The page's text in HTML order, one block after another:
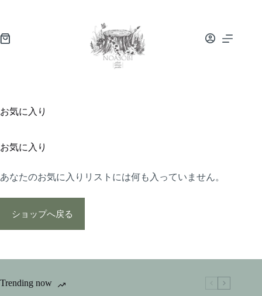
お気に入り
お気に入り
あなたのお気に入りリストには何も入っていません。
ショップへ戻る
Trending now